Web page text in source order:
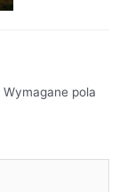
Wymagane pola